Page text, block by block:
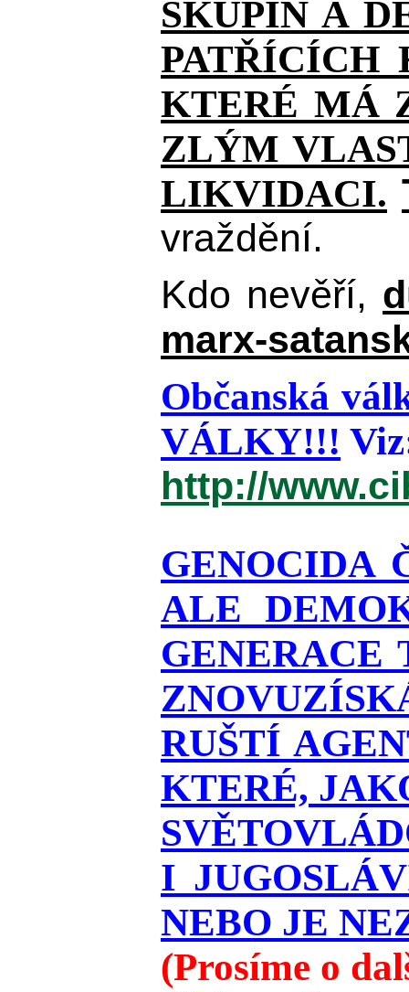
SKUPIN A
PATŘÍCÍCH
KTERÉ MÁ
ZLÝM
LIKVIDACI.
vraždění.
Kdo nevěří,
marx-
Občanská
VÁLKY!!!
http://
GENOCIDA
ALE
RUŠTÍ
KTERÉ,
I
NEBO JE
(Prosíme o